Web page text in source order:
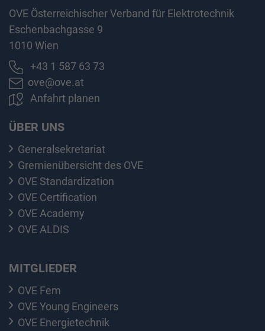
OVE Österreichischer Verband für Elektrotechnik
Eschenbachgasse 9
1010 Wien
+43 1 587 63 73
ove@ove.at
Anfahrt planen
ÜBER UNS
Generalsekretariat
Gremienübersicht des OVE
OVE Standardization
OVE Certification
OVE Academy
OVE ALDIS
MITGLIEDER
OVE Fem
OVE Young Engineers
OVE Energietechnik